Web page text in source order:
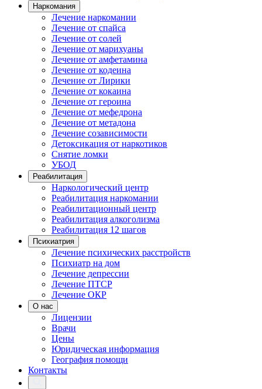
Наркомания
Лечение наркомании
Лечение от спайса
Лечение от солей
Лечение от марихуаны
Лечение от амфетамина
Лечение от кодеина
Лечение от Лирики
Лечение от кокаина
Лечение от героина
Лечение от мефедрона
Лечение от метадона
Лечение созависимости
Детоксикация от наркотиков
Снятие ломки
УБОД
Реабилитация
Наркологический центр
Реабилитация наркомании
Реабилитационный центр
Реабилитация алкоголизма
Реабилитация 12 шагов
Психиатрия
Лечение психических расстройств
Психиатр на дом
Лечение депрессии
Лечение ПТСР
Лечение ОКР
О нас
Лицензии
Врачи
Цены
Юридическая информация
География помощи
Контакты